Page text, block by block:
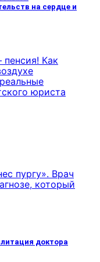
на сердце и
Как
юриста
пургу». Врач
который
доктора